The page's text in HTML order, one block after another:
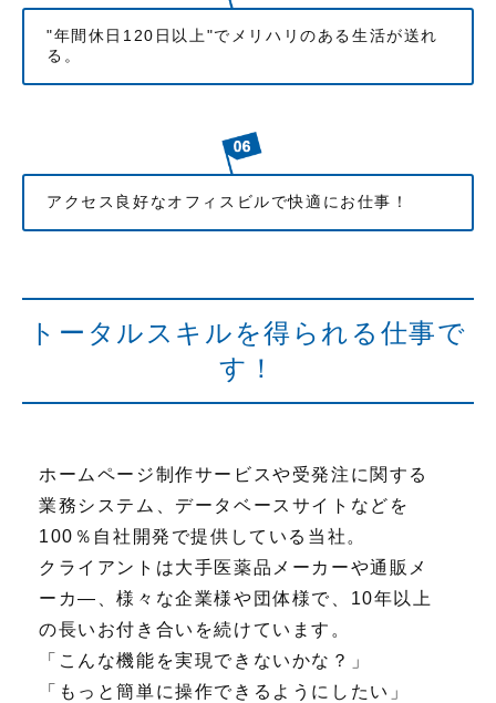
"年間休日120日以上"でメリハリのある生活が送れ
る。
アクセス良好なオフィスビルで快適にお仕事！
トータルスキルを得られる仕事で
す！
ホームページ制作サービスや受発注に関する
業務システム、データベースサイトなどを
100％自社開発で提供している当社。
クライアントは大手医薬品メーカーや通販メ
ーカ―、様々な企業様や団体様で、10年以上
の長いお付き合いを続けています。
「こんな機能を実現できないかな？」
「もっと簡単に操作できるようにしたい」